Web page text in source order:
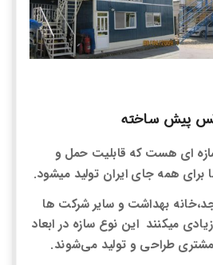
پیش ساخته
ای هست که قابلیت حمل و
برای همه جای ایران تولید میشود.
بهداشت و سایر شرکت ها
زیادی میکنند این نوع سازه در ابعاد
مشتری طراحی و تولید می‌شوند.